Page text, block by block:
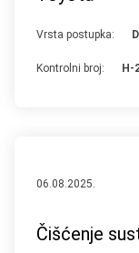
Vrsta postupka:
Kontrolni broj: H-
06.08.2025.
Čišćenje